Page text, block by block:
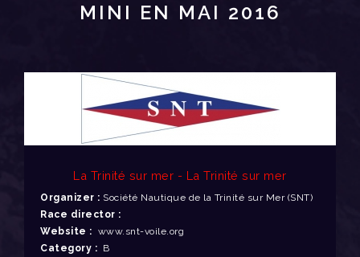
MINI EN MAI 2016
La Trinité sur mer - La Trinité sur mer
Organizer : Société Nautique de la Trinité sur Mer (SNT)
Race director :
Website : www.snt-voile.org
Category : B